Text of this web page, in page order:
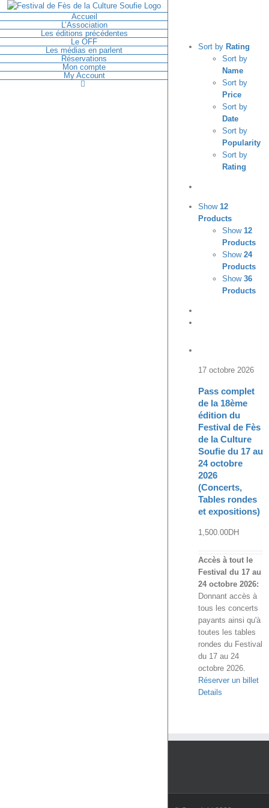
Skip
content
Accueil
L’Association
Les éditions précédentes
Le OFF
Les médias en parlent
Réservations
Mon compte
My Account
Sort by Rating
Sort by
Name
Sort by
Price
Sort by
Date
Sort by
Popularity
Sort by
Rating
Show 12
Products
Show 12
Products
Show 24
Products
Show 36
Products
17 octobre 2026
Pass complet
de la 18ème
édition du
Festival de Fès
de la Culture
Soufie du 17 au
24 octobre
2026
(Concerts,
Tables rondes
et expositions)
1,500.00DH
Accès à tout le
Festival du 17 au
24 octobre 2026:
Donnant accès à
tous les concerts
payants ainsi qu'à
toutes les tables
rondes du Festival
du 17 au 24
octobre 2026.
Réserver un billet
Details